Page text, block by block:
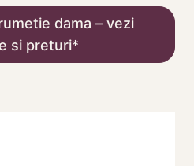
dama – vezi
si preturi